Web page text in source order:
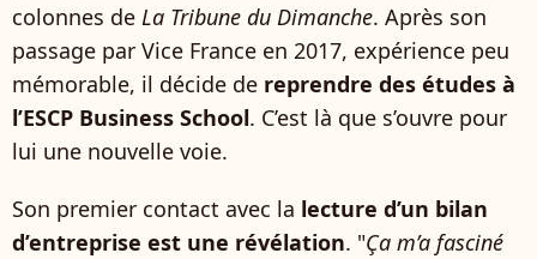
colonnes de La Tribune du Dimanche. Après son
passage par Vice France en 2017, expérience peu
mémorable, il décide de reprendre des études à
l’ESCP Business School. C’est là que s’ouvre pour
lui une nouvelle voie.
Son premier contact avec la lecture d’un bilan
d’entreprise est une révélation. "Ça m’a fasciné